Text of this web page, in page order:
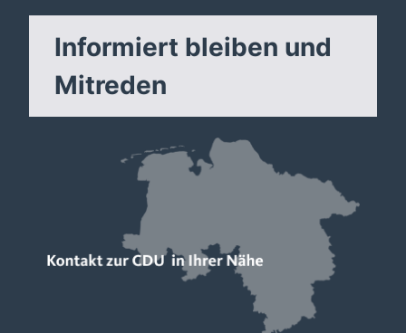
Informiert bleiben und
Mitreden